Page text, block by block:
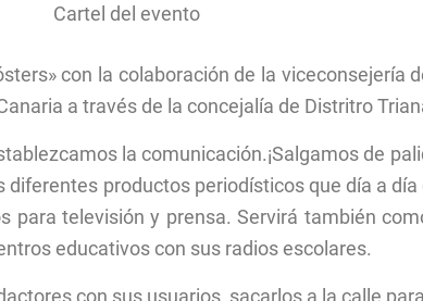
Cartel del evento
con la colaboración de la viceconsejería
a través de la concejalía de Distritro
la comunicación.¡Salgamos de
productos periodísticos que día a
para televisión y prensa. Servirá también
educativos con sus radios escolares.
con sus usuarios, sacarlos a la calle